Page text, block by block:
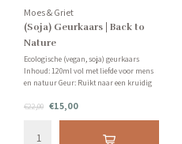
Moes & Griet
(Soja) Geurkaars | Back to
Nature
Ecologische (vegan, soja) geurkaars
Inhoud: 120ml vol met liefde voor mens
en natuur Geur: Ruikt naar een kruidig
vanille!
€22,00 €15,00